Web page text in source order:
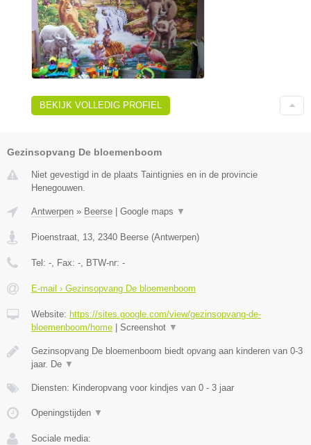
BEKIJK VOLLEDIG PROFIEL
Gezinsopvang De bloemenboom
Niet gevestigd in de plaats Taintignies en in de provincie
Henegouwen.
Antwerpen » Beerse Google maps ▼
Pioenstraat, 13, 2340 Beerse (Antwerpen)
Tel: -, Fax: -, BTW-nr: -
E-mail › Gezinsopvang De bloemenboom
Website: https://sites.google.com/view/gezinsopvang-de-
bloemenboom/home
Screenshot ▼
Gezinsopvang De bloemenboom biedt opvang aan kinderen van 0-3
jaar. De ▼
Diensten: Kinderopvang voor kindjes van 0 - 3 jaar
Openingstijden ▼
Sociale media: